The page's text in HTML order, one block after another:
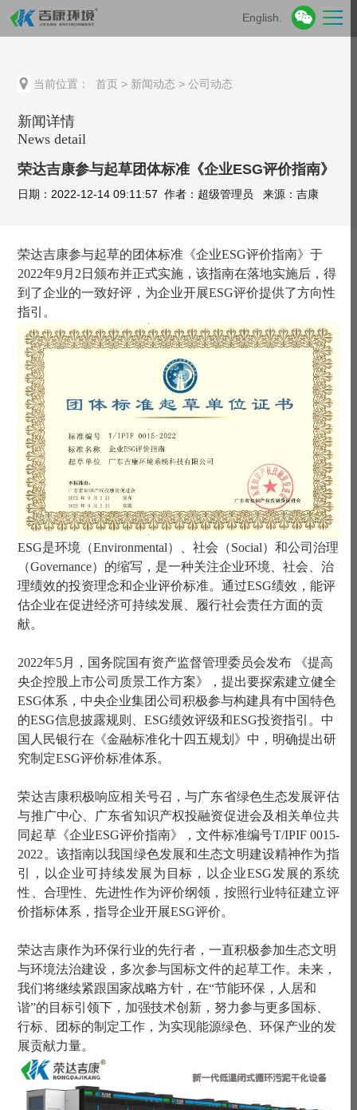
English.
当前位置： 首页 > 新闻动态 >公司动态
新闻详情
News detail
荣达吉康参与起草团体标准《企业ESG评价指南》
日期：2022-12-14 09:11:57 作者：超级管理员 来源：吉康
荣达吉康参与起草的团体标准《企业ESG评价指南》于
2022年9月2日颁布并正式实施，该指南在落地实施后，得
到了企业的一致好评，为企业开展ESG评价提供了方向性
指引。
ESG是环境（Environmental）、社会（Social）和公司治理
（Governance）的缩写，是一种关注企业环境、社会、治
理绩效的投资理念和企业评价标准。通过ESG绩效，能评
估企业在促进经济可持续发展、履行社会责任方面的贡
献。
2022年5月，国务院国有资产监督管理委员会发布 《提高
央企控股上市公司质景工作方案》，提出要探索建立健全
ESG体系，中央企业集团公司积极参与构建具有中国特色
的ESG信息披露规则、ESG绩效评级和ESG投资指引。中
国人民银行在《金融标准化十四五规划》中，明确提出研
究制定ESG评价标准体系。
荣达吉康积极响应相关号召，与广东省绿色生态发展评估
与推广中心、广东省知识产权投融资促进会及相关单位共
同起草《企业ESG评价指南》，文件标准编号T/IPIF 0015-
2022。该指南以我国绿色发展和生态文明建设精神作为指
引，以企业可持续发展为目标，以企业ESG发展的系统
性、合理性、先进性作为评价纲领，按照行业特征建立评
价指标体系，指导企业开展ESG评价。
荣达吉康作为环保行业的先行者 ，一直积极参加生态文明
与环境法治建设，多次参与国标文件的起草工作。 未来，
我们将继续紧跟国家战略方针，在“节能环保 ，
人居和
谐”的目标引领下，加强技术创新，努力参与更多国标、
行标、团标的制定工作，为实现能源绿色、环保产业的发
展贡献力量。